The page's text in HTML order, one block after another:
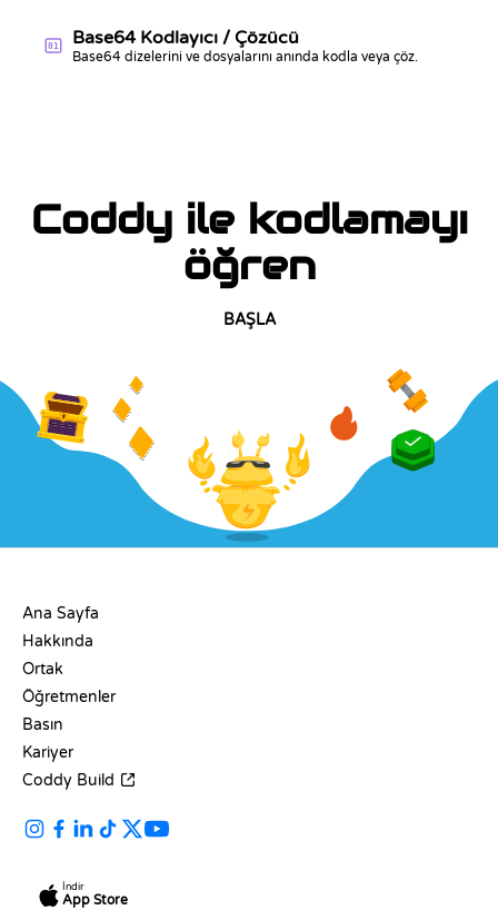
01 Base64 Kodlayıcı / Çözücü
Base64 dizelerini ve dosyalarını anında kodla veya çöz.
Coddy ile kodlamayı
öğren
BAŞLA
Ana Sayfa
Hakkında
Ortak
Öğretmenler
Basın
Kariyer
Coddy Build
İndir
App Store